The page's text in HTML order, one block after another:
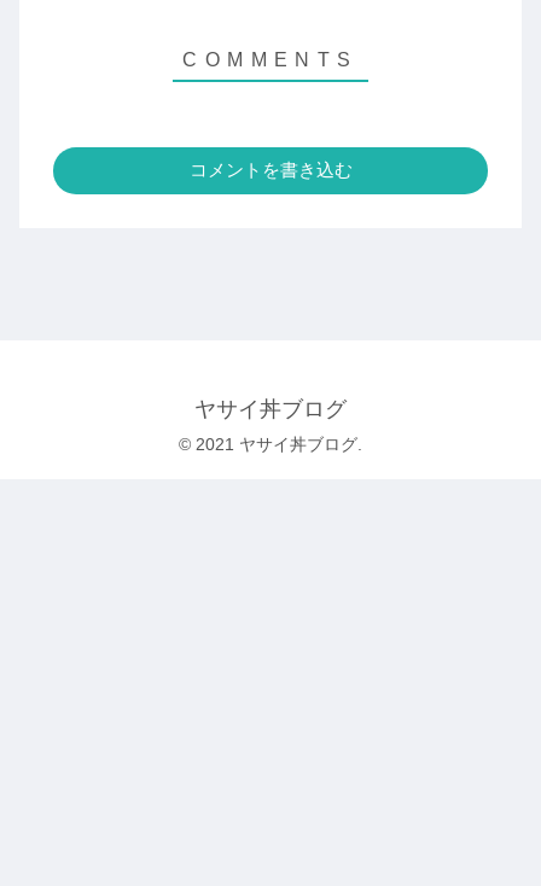
コメントを書き込む
ヤサイ丼ブログ
© 2021 ヤサイ丼ブログ.